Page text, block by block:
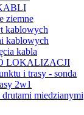
ziemne
kablowych
kablowych
kabla
LOKALIZACJI
i trasy - sonda
2w1
drutami miedzianymi